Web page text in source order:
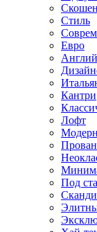
Стиль
Евро
Кантри
Лофт
Модерн
Под